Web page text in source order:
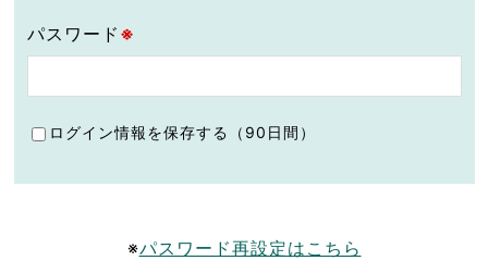
パスワード ※
ログイン情報を保存する（90日間）
※パスワード再設定はこちら